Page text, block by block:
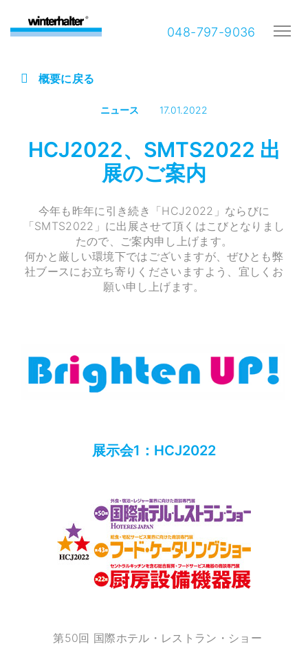
048-797-9036
概要に戻る
ニュース 17.01.2022
HCJ2022、SMTS2022 出
展のご案内
今年も昨年に引き続き「HCJ2022」ならびに
「SMTS2022」に出展させて頂くはこびとなりまし
たので、ご案内申し上げます。
何かと厳しい環境下ではございますが、ぜひとも弊
社ブースにお立ち寄りくださいますよう、宜しくお
願い申し上げます。
展示会1：HCJ2022
第50回 国際ホテル・レストラン・ショー